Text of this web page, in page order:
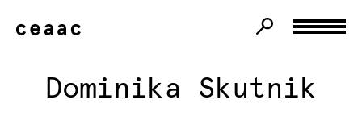
Dominika Skutnik